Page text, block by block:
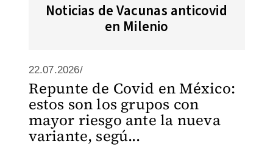
Noticias de Vacunas anticovid
en Milenio
22.07.2026/
Repunte de Covid en México:
estos son los grupos con
mayor riesgo ante la nueva
variante, segú...